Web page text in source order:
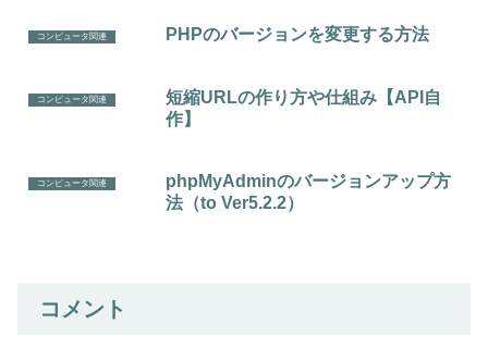
コンピュータ関連 PHPのバージョンを変更する方法
コンピュータ関連
短縮URLの作り方や仕組み【API自
作】
コンピュータ関連
phpMyAdminのバージョンアップ方
法（to Ver5.2.2）
コメント